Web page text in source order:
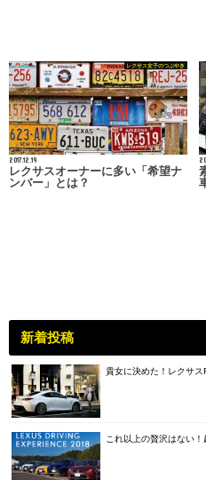
レクサス女子のつぶやき
2017.12.19
レクサスオーナーに多い「希望ナ
ンバー」とは？
新着投稿
貴女に決めた！レクサス
これ以上の贅沢はない